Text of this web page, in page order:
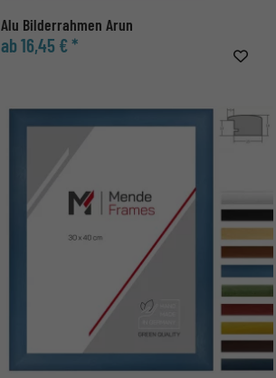
Alu Bilderrahmen Arun
ab 16,45 € *